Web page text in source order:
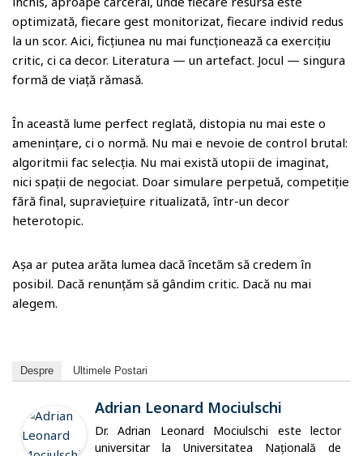
optimizată, fiecare gest monitorizat, fiecare individ redus
la un scor. Aici, ficțiunea nu mai funcționează ca exercițiu
critic, ci ca decor. Literatura — un artefact. Jocul — singura
formă de viață rămasă.
În această lume perfect reglată, distopia nu mai este o
amenințare, ci o normă. Nu mai e nevoie de control brutal:
algoritmii fac selecția. Nu mai există utopii de imaginat,
nici spații de negociat. Doar simulare perpetuă, competiție
fără final, supraviețuire ritualizată, într-un decor
heterotopic.
Așa ar putea arăta lumea dacă încetăm să credem în
posibil. Dacă renunțăm să gândim critic. Dacă nu mai
alegem.
Despre Ultimele Postari
Adrian Leonard Mociulschi
Dr. Adrian Leonard Mociulschi este lector
universitar la Universitatea Națională de